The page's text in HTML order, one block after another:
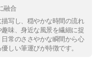
融合
写し、穏やかな時間の流れ
味、身近な風景を繊細に捉
常のささやかな瞬間から心
しい筆運びが特徴です。